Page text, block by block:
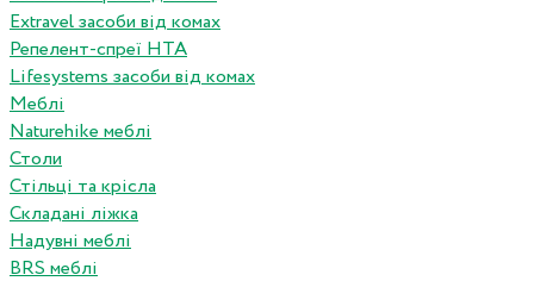
Extravel засоби від комах
Репелент-спреї HTA
Lifesystems засоби від комах
Меблі
Naturehike меблі
Столи
Стільці та крісла
Складані ліжка
Надувні меблі
BRS меблі